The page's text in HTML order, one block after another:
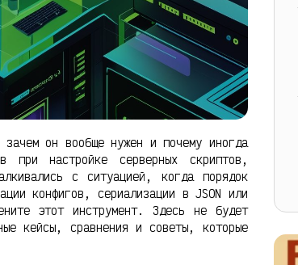
он вообще нужен и почему иногда
настройке серверных скриптов,
с ситуацией, когда порядок
конфигов, сериализации в JSON или
этот инструмент. Здесь не будет
кейсы, сравнения и советы, которые